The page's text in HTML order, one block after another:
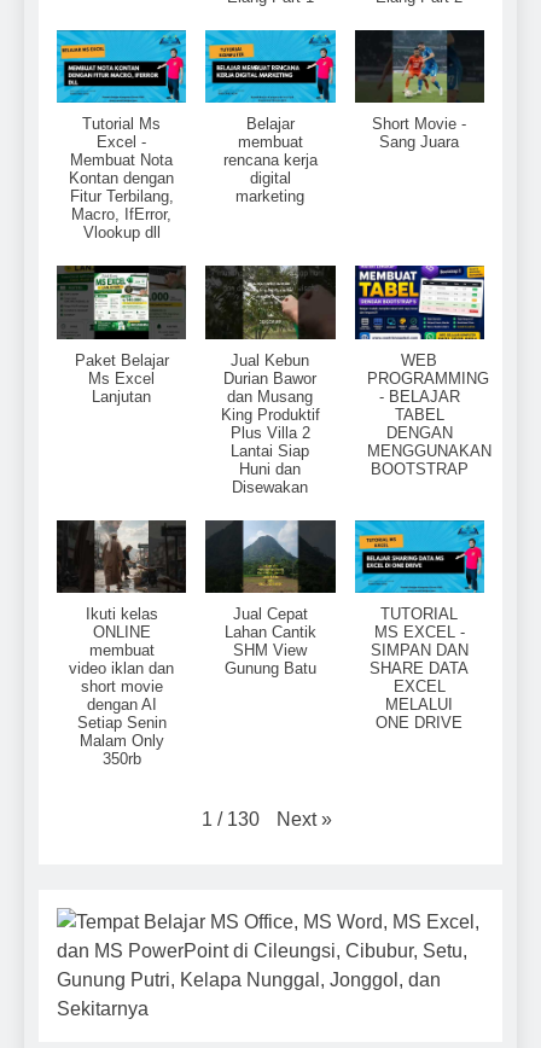
Tutorial Ms
Excel -
Membuat Nota
Kontan dengan
Fitur Terbilang,
Macro, IfError,
Vlookup dll
Belajar
membuat
rencana kerja
digital
marketing
Short Movie -
Sang Juara
Paket Belajar
Ms Excel
Lanjutan
Jual Kebun
Durian Bawor
dan Musang
King Produktif
Plus Villa 2
Lantai Siap
Huni dan
Disewakan
WEB
PROGRAMMING
- BELAJAR
TABEL
DENGAN
MENGGUNAKAN
BOOTSTRAP
Ikuti kelas
ONLINE
membuat
video iklan dan
short movie
dengan AI
Setiap Senin
Malam Only
350rb
Jual Cepat
Lahan Cantik
SHM View
Gunung Batu
TUTORIAL
MS EXCEL -
SIMPAN DAN
SHARE DATA
EXCEL
MELALUI
ONE DRIVE
1 / 130 Next »